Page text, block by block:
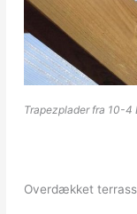
Trapezplader fra 10-4
Overdækket